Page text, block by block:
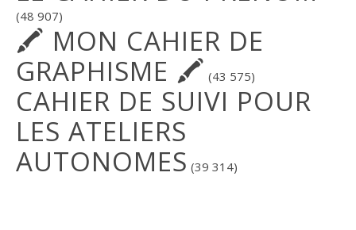
(48 907)
🖍 MON CAHIER DE
GRAPHISME 🖍 (43 575)
CAHIER DE SUIVI POUR
LES ATELIERS
AUTONOMES (39 314)